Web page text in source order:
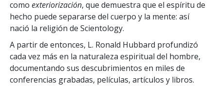
como exteriorización, que demuestra que el espíritu de
hecho puede separarse del cuerpo y la mente: así
nació la religión de Scientology.
A partir de entonces, L. Ronald Hubbard profundizó
cada vez más en la naturaleza espiritual del hombre,
documentando sus descubrimientos en miles de
conferencias grabadas, películas, artículos y libros.